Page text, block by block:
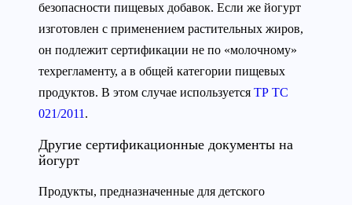
безопасности пищевых добавок. Если же йогурт
изготовлен с применением растительных жиров,
он подлежит сертификации не по «молочному»
техрегламенту, а в общей категории пищевых
продуктов. В этом случае используется ТР ТС
021/2011 .
Другие сертификационные документы на
йогурт
Продукты, предназначенные для детского